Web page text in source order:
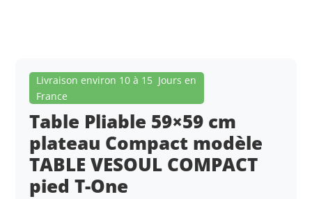
Livraison environ 10 à 15 Jours en
France
Table Pliable 59×59 cm
plateau Compact modèle
TABLE VESOUL COMPACT
pied T-One